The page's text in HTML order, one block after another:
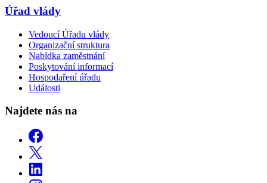
Úřad vlády
Vedoucí Úřadu vlády
Organizační struktura
Nabídka zaměstnání
Poskytování informací
Hospodaření úřadu
Události
Najdete nás na